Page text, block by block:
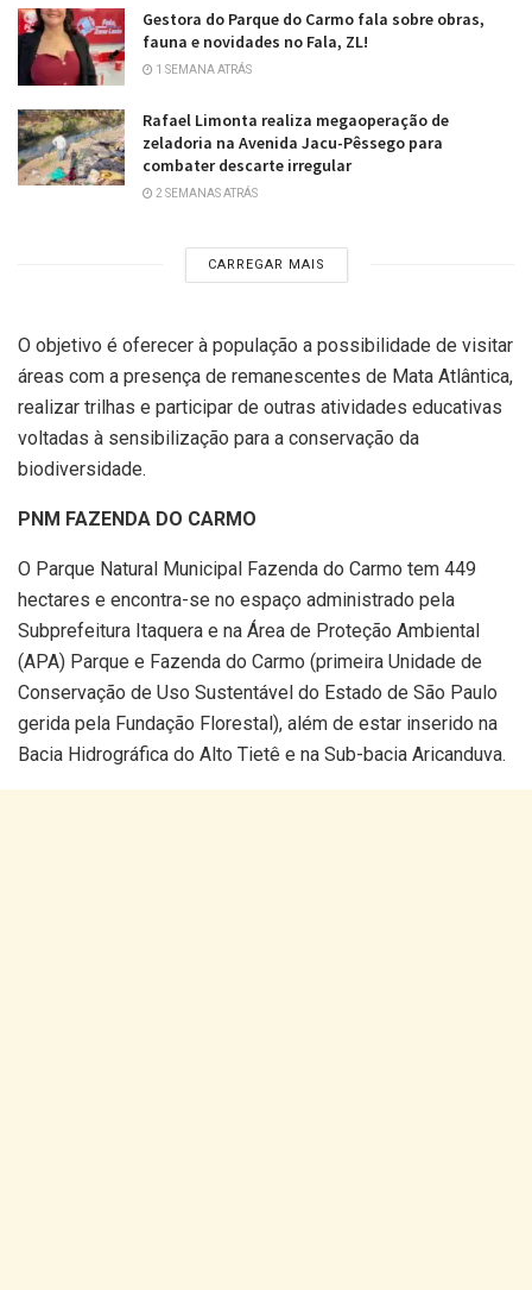
Gestora do Parque do Carmo fala sobre obras,
fauna e novidades no Fala, ZL!
1 SEMANA ATRÁS
Rafael Limonta realiza megaoperação de
zeladoria na Avenida Jacu-Pêssego para
combater descarte irregular
2 SEMANAS ATRÁS
CARREGAR MAIS
O objetivo é oferecer à população a possibilidade de visitar
áreas com a presença de remanescentes de Mata Atlântica,
realizar trilhas e participar de outras atividades educativas
voltadas à sensibilização para a conservação da
biodiversidade.
PNM FAZENDA DO CARMO
O Parque Natural Municipal Fazenda do Carmo tem 449
hectares e encontra-se no espaço administrado pela
Subprefeitura Itaquera e na Área de Proteção Ambiental
(APA) Parque e Fazenda do Carmo (primeira Unidade de
Conservação de Uso Sustentável do Estado de São Paulo
gerida pela Fundação Florestal), além de estar inserido na
Bacia Hidrográfica do Alto Tietê e na Sub-bacia Aricanduva.